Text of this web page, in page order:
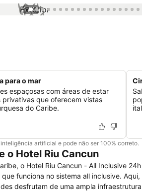
1 / 48
para o mar
espaçosas com áreas de estar
privativas que oferecem vistas
do Caribe.
artificial e pode não ser 100% correto.
o Hotel Riu Cancun
o Hotel Riu Cancun - All Inclusive 24h
funciona no sistema all inclusive. Aqui,
desfrutam de uma ampla infraestrutura